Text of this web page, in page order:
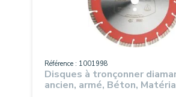
Référence : 1001998
Disques à tronçonner diamant
ancien, armé, Béton,